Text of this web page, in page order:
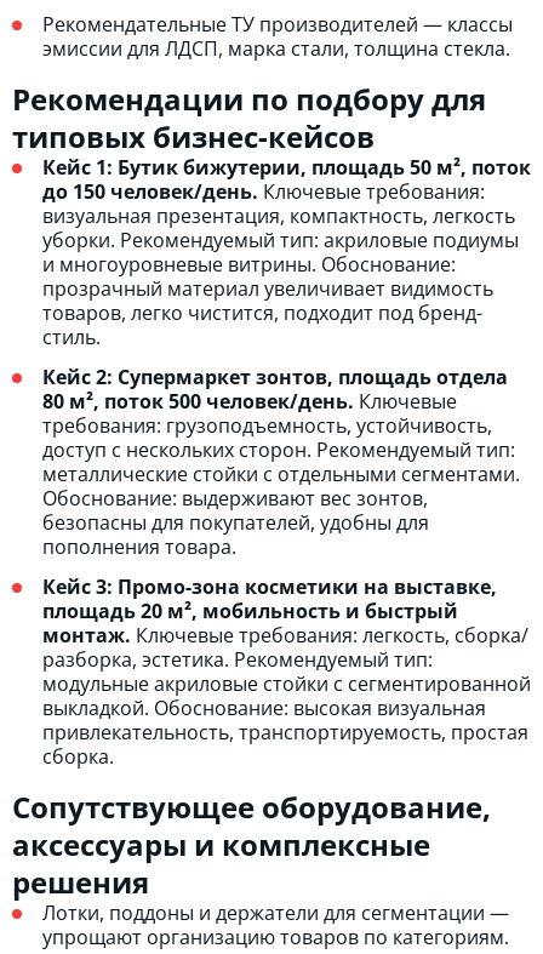
Рекомендательные ТУ производителей — классы
эмиссии для ЛДСП, марка стали, толщина стекла.
Рекомендации по подбору для
типовых бизнес-кейсов
Кейс 1: Бутик бижутерии, площадь 50 м², поток
до 150 человек/день. Ключевые требования:
визуальная презентация, компактность, легкость
уборки. Рекомендуемый тип: акриловые подиумы
и многоуровневые витрины. Обоснование:
прозрачный материал увеличивает видимость
товаров, легко чистится, подходит под бренд-
стиль.
Кейс 2: Супермаркет зонтов, площадь отдела
80 м², поток 500 человек/день. Ключевые
требования: грузоподъемность, устойчивость,
доступ с нескольких сторон. Рекомендуемый тип:
металлические стойки с отдельными сегментами.
Обоснование: выдерживают вес зонтов,
безопасны для покупателей, удобны для
пополнения товара.
Кейс 3: Промо-зона косметики на выставке,
площадь 20 м², мобильность и быстрый
монтаж. Ключевые требования: легкость, сборка/
разборка, эстетика. Рекомендуемый тип:
модульные акриловые стойки с сегментированной
выкладкой. Обоснование: высокая визуальная
привлекательность, транспортируемость, простая
сборка.
Сопутствующее оборудование,
аксессуары и комплексные
решения
Лотки, поддоны и держатели для сегментации —
упрощают организацию товаров по категориям.